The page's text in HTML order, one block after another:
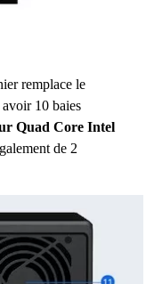
remplace le
10 baies
Quad Core Intel
de 2